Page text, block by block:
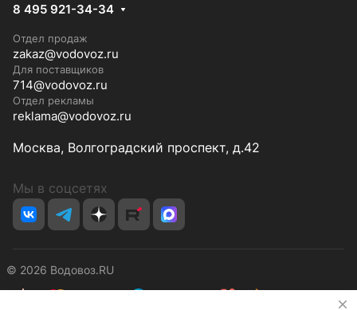
8 495 921-34-34
Отдел продаж
zakaz@vodovoz.ru
Для поставщиков
714@vodovoz.ru
Отдел рекламы
reklama@vodovoz.ru
Москва, Волгоградский проспект, д.42
Мы в соцсетях
© 2026 Водовоз.RU